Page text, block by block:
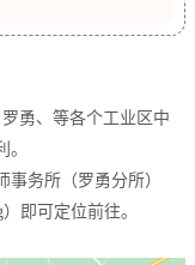
勇、等各个工业区中
务所（罗勇分所）
即可定位前往。